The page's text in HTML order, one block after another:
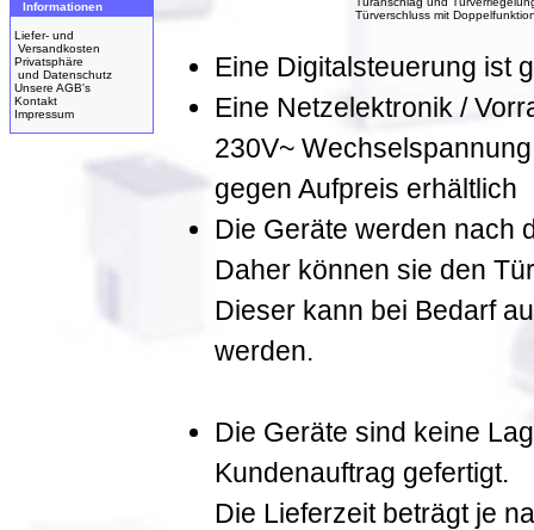
Informationen
Liefer- und
Versandkosten
Privatsphäre
und Datenschutz
Unsere AGB's
Kontakt
Impressum
Türverschluss mit
Eine Digitalsteuerung ist
Eine Netzelektronik /
230V~
gegen Aufpreis erhältlich
Die Geräte werden nach
Daher können sie den
Dieser kann bei Bedarf
werden.
Die Geräte sind keine
Kundenauftrag gefertigt.
Die Lieferzeit beträgt je